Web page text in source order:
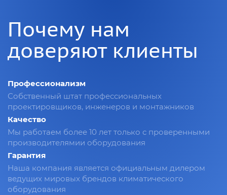
Почему нам
доверяют клиенты
Профессионализм
Собственный штат профессиональных
проектировщиков, инженеров и монтажников
Качество
Мы работаем более 10 лет только с проверенными
производителямии оборудования
Гарантия
Наша компания является официальным дилером
ведущих мировых брендов климатического
оборудования